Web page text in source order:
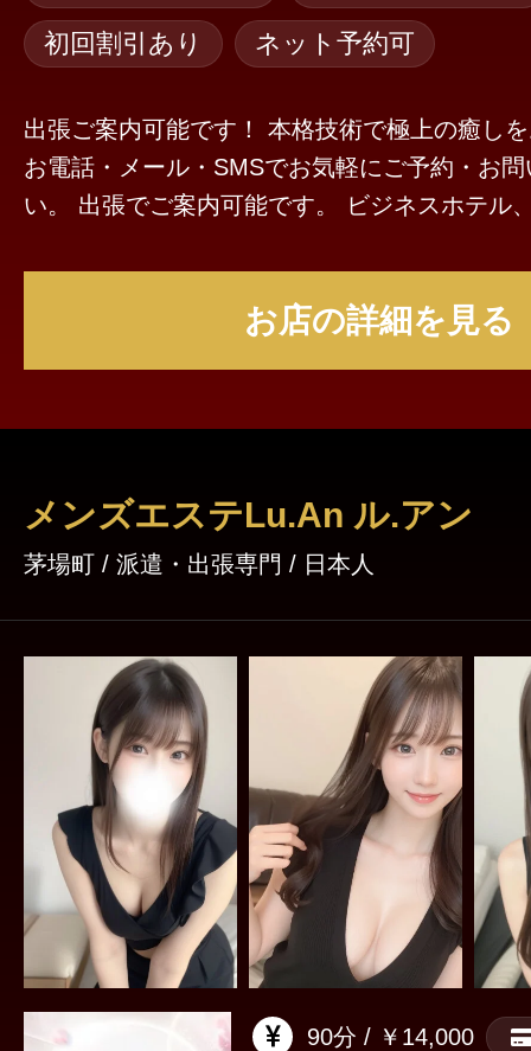
初回割引あり
ネット予約可
出張ご案内可能です！ 本格技術で極上の癒しをお約束致します。
お電話・メール・SMSでお気軽にご予約・お
い。 出張でご案内可能です。 ビジネスホテル
ピストは在籍しておりません◆お店の詳細を見る
メンズエステLu.An ル.アン
茅場町 / 派遣・出張専門 / 日本人
90分 / ￥14,000